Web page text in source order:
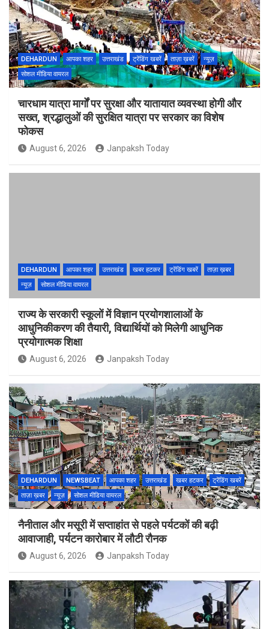
DEHARDUN आपका शहर उत्तराखंड ट्रेंडिंग खबरें ताज़ा ख़बरें
न्यूज़
सोशल मीडिया वायरल
चारधाम यात्रा मार्गों पर सुरक्षा और यातायात व्यवस्था होगी और
सख्त, श्रद्धालुओं की सुरक्षित यात्रा पर सरकार का विशेष
फोकस
August 6, 2026 Janpaksh Today
DEHARDUN आपका शहर उत्तराखंड खबर हटकर ट्रेंडिंग खबरें
ताज़ा ख़बर
न्यूज़
सोशल मीडिया वायरल
राज्य के सरकारी स्कूलों में विज्ञान प्रयोगशालाओं के
आधुनिकीकरण की तैयारी, विद्यार्थियों को मिलेगी आधुनिक
प्रयोगात्मक शिक्षा
August 6, 2026 Janpaksh Today
DEHARDUN NEWSBEAT आपका शहर उत्तराखंड खबर हटकर
ट्रेंडिंग खबरें
ताज़ा ख़बर
न्यूज़ सोशल मीडिया वायरल
नैनीताल और मसूरी में सप्ताहांत से पहले पर्यटकों की बढ़ी
आवाजाही, पर्यटन कारोबार में लौटी रौनक
August 6, 2026 Janpaksh Today